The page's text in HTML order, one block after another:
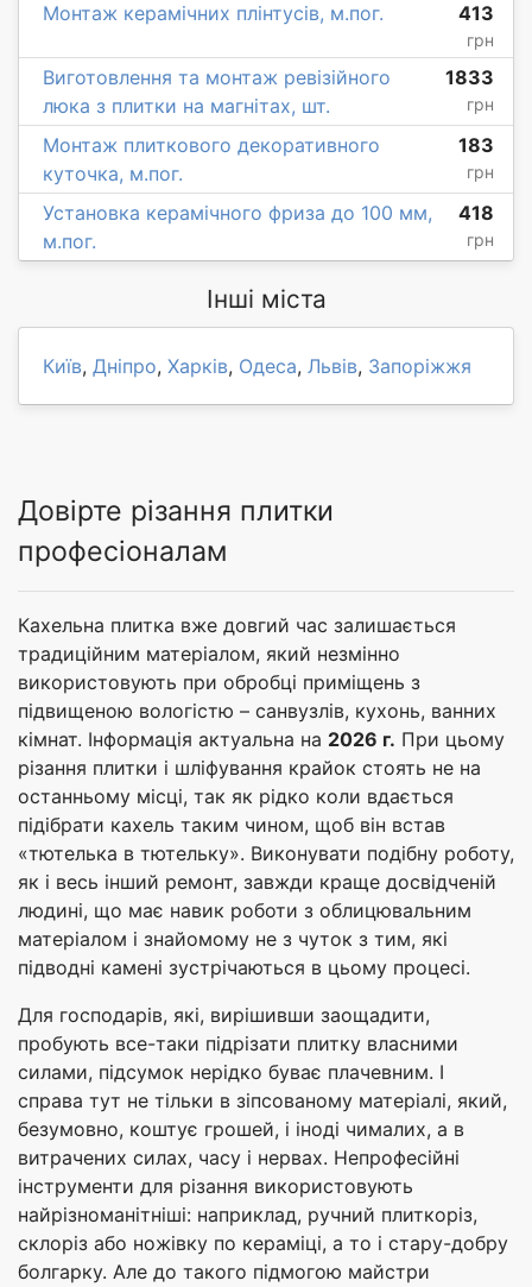
Монтаж керамічних плінтусів, м.пог. 413
грн
Виготовлення та монтаж ревізійного
люка з плитки на магнітах, шт.
1833
грн
Монтаж плиткового декоративного
куточка, м.пог.
183
грн
Установка керамічного фриза до 100 мм,
м.пог.
418
грн
Інші міста
Київ, Дніпро, Харків, Одеса, Львів, Запоріжжя
Довірте різання плитки
професіоналам
Кахельна плитка вже довгий час залишається
традиційним матеріалом, який незмінно
використовують при обробці приміщень з
підвищеною вологістю – санвузлів, кухонь, ванних
кімнат. Інформація актуальна на 2026 г. При цьому
різання плитки і шліфування крайок стоять не на
останньому місці, так як рідко коли вдається
підібрати кахель таким чином, щоб він встав
«тютелька в тютельку». Виконувати подібну роботу,
як і весь інший ремонт, завжди краще досвідченій
людині, що має навик роботи з облицювальним
матеріалом і знайомому не з чуток з тим, які
підводні камені зустрічаються в цьому процесі.
Для господарів, які, вирішивши заощадити,
пробують все-таки підрізати плитку власними
силами, підсумок нерідко буває плачевним. І
справа тут не тільки в зіпсованому матеріалі, який,
безумовно, коштує грошей, і іноді чималих, а в
витрачених силах, часу і нервах. Непрофесійні
інструменти для різання використовують
найрізноманітніші: наприклад, ручний плиткоріз,
склоріз або ножівку по кераміці, а то і стару-добру
болгарку. Але до такого підмогою майстри